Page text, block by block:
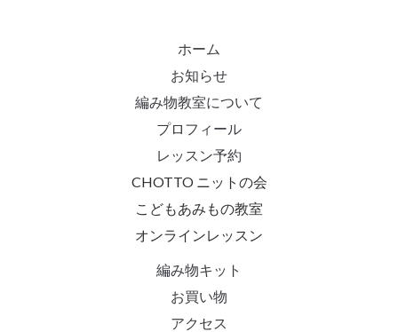
ホーム
お知らせ
編み物教室について
プロフィール
レッスン予約
CHOTTO ニットの会
こどもあみもの教室
オンラインレッスン
編み物キット
お買い物
アクセス